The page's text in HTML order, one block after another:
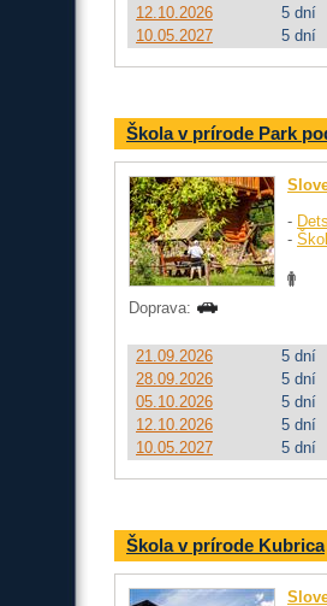
12.10.2026
5 dní
10.05.2027
5 dní
Škola v prírode Park
-
-
Doprava:
21.09.2026
5 dní
28.09.2026
5 dní
05.10.2026
5 dní
12.10.2026
5 dní
10.05.2027
5 dní
Škola v prírode Kubrica